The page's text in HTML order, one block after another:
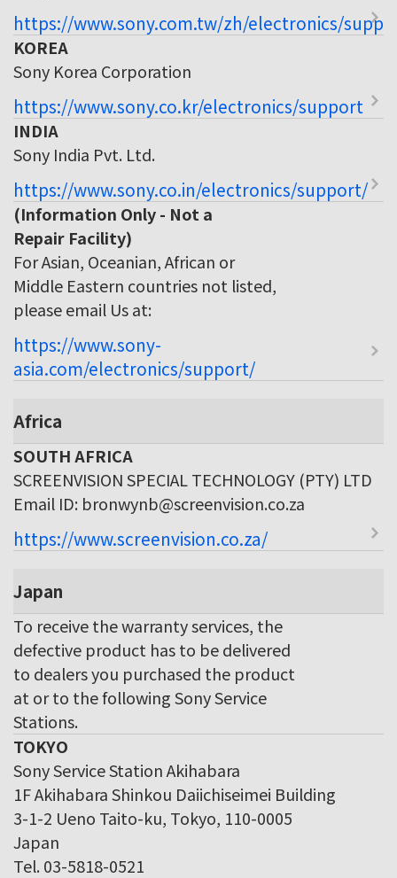
https://www.sony.com.tw/zh/electronics/
KOREA
Sony Korea Corporation
https://www.sony.co.kr/electronics/support
INDIA
Sony India Pvt. Ltd.
https://www.sony.co.in/electronics/support/
(Information Only - Not a
Repair Facility)
For Asian, Oceanian, African or
Middle Eastern countries not listed,
please email Us at:
https://www.sony-
asia.com/electronics/support/
Africa
SOUTH AFRICA
SCREENVISION SPECIAL TECHNOLOGY (PTY) LTD
Email ID: bronwynb@screenvision.co.za
https://www.screenvision.co.za/
Japan
To receive the warranty services, the
defective product has to be delivered
to dealers you purchased the product
at or to the following Sony Service
Stations.
TOKYO
Sony Service Station Akihabara
1F Akihabara Shinkou Daiichiseimei Building
3-1-2 Ueno Taito-ku, Tokyo, 110-0005
Japan
Tel. 03-5818-0521